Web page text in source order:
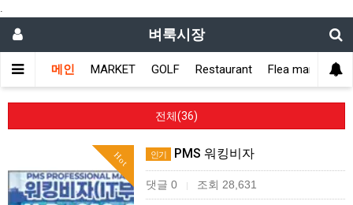
.
벼룩시장
메인 MARKET GOLF Restaurant Flea market
전체(36)
Hot 인기 PMS 워킹비자
댓글 0 | 조회 28,631